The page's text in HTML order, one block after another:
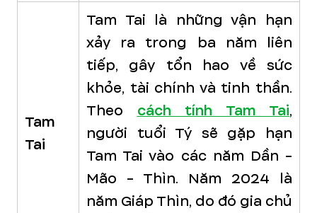
Tam
Tai
Tam Tai là những vận hạn
xảy ra trong ba năm liên
tiếp, gây tổn hao về sức
khỏe, tài chính và tinh thần.
Theocách tính Tam Tai,
người tuổi Tý sẽ gặp hạn
Tam Tai vào các năm Dần -
Mão - Thìn. Năm 2024 là
năm Giáp Thìn, do đó gia chủ